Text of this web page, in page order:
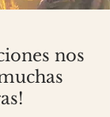
nos